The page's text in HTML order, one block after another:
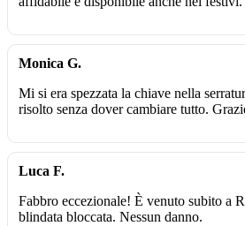
Monica G.
Mi si era spezzata la chiave nella
risolto senza dover cambiare tutto.
Luca F.
Fabbro eccezionale! È venuto subito a
blindata bloccata. Nessun danno.